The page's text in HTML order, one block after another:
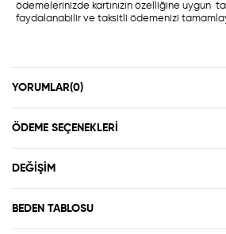
ödemelerinizde kartınızın özelliğine uygun
faydalanabilir ve taksitli ödemenizi
YORUMLAR(0)
ÖDEME SEÇENEKLERI
DEĞIŞIM
BEDEN TABLOSU